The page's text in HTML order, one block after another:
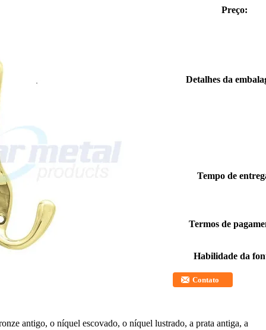
Preço:
Detalhes da
Tempo de
Termos de
Habilidade da
Contato
antigo, o níquel escovado, o níquel lustrado, a prata antiga, a